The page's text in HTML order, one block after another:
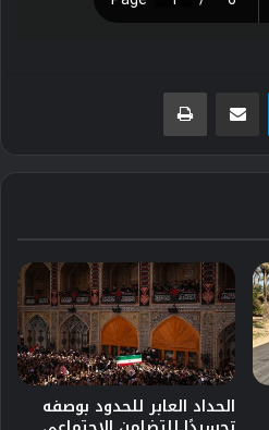
الحداد العابر للحدود بوصفه